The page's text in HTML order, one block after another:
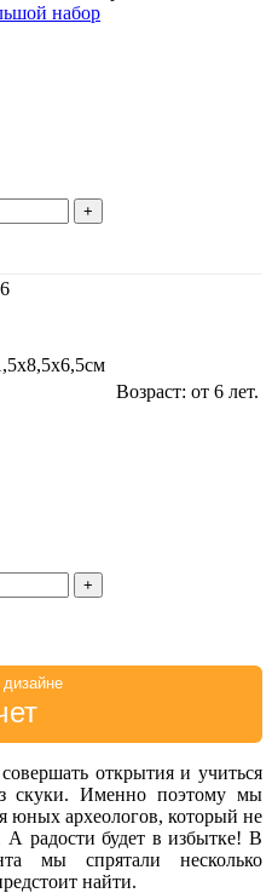
набор
+
Возраст: от 6 лет.
+
открытия и учиться
скуки. Именно поэтому мы
юных археологов, который не
радости будет в избытке! В
мы спрятали несколько
найти.